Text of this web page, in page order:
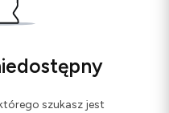
szukasz jest